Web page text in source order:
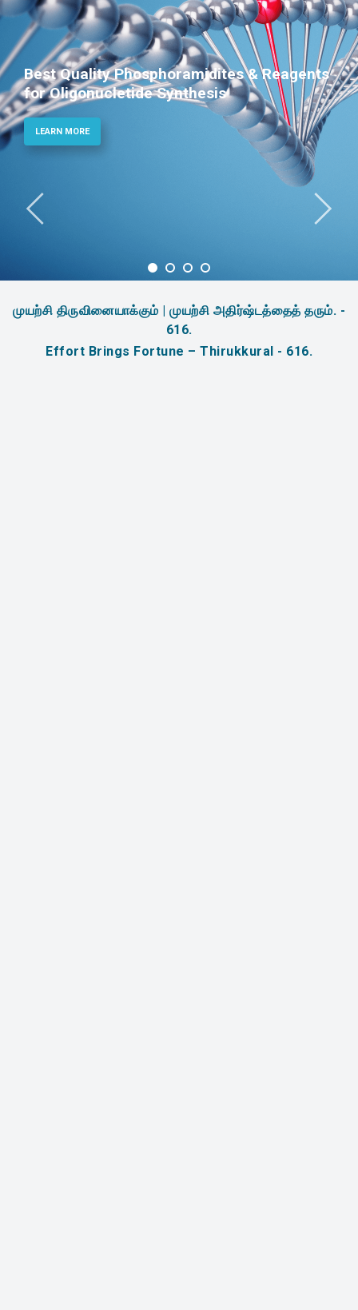
Phosphoramidites for Diagnostic and
Therapeutic Applications
LEARN MORE
முயற்சி திருவினையாக்கும் | முயற்சி அதிர்ஷ்டத்தைத் தரும். -
616.
Effort Brings Fortune – Thirukkural - 616.